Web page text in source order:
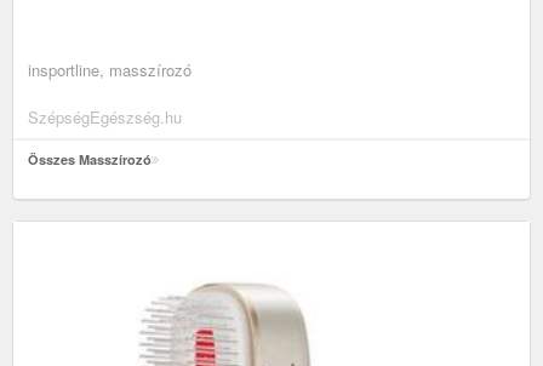
insportline, masszírozó
SzépségEgészség.hu
Összes Masszírozó